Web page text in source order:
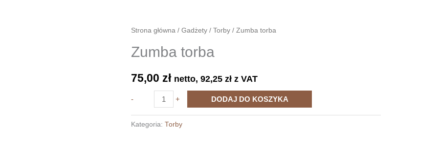
Strona główna /Gadżety /Torby / Zumba torba
Zumba torba
75,00 zł netto,92,25zł z VAT
-
Zumba
torba
+ DODAJ DO KOSZYKA
Kategoria:Torby